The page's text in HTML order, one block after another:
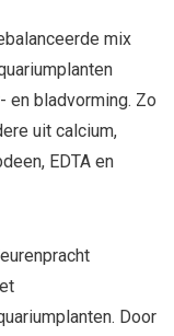
mix
en bladvorming. Zo
uit calcium,
EDTA en
Door